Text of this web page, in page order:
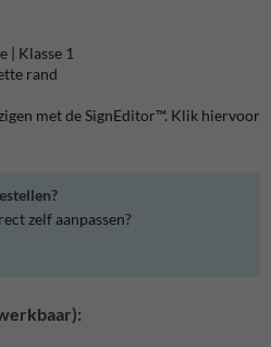
| Klasse 1
rand
met de SignEditor™. Klik hiervoor
zelf aanpassen?